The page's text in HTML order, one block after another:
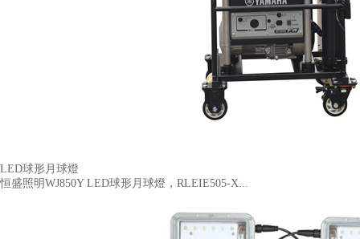
LED球形月球燈
恒盛照明WJ850Y LED球形月球燈，RLEIE505-X...